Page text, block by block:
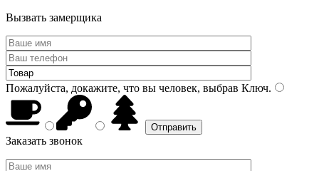
Вызвать замерщика
Пожалуйста, докажите, что вы человек, выбрав Ключ.
Заказать звонок